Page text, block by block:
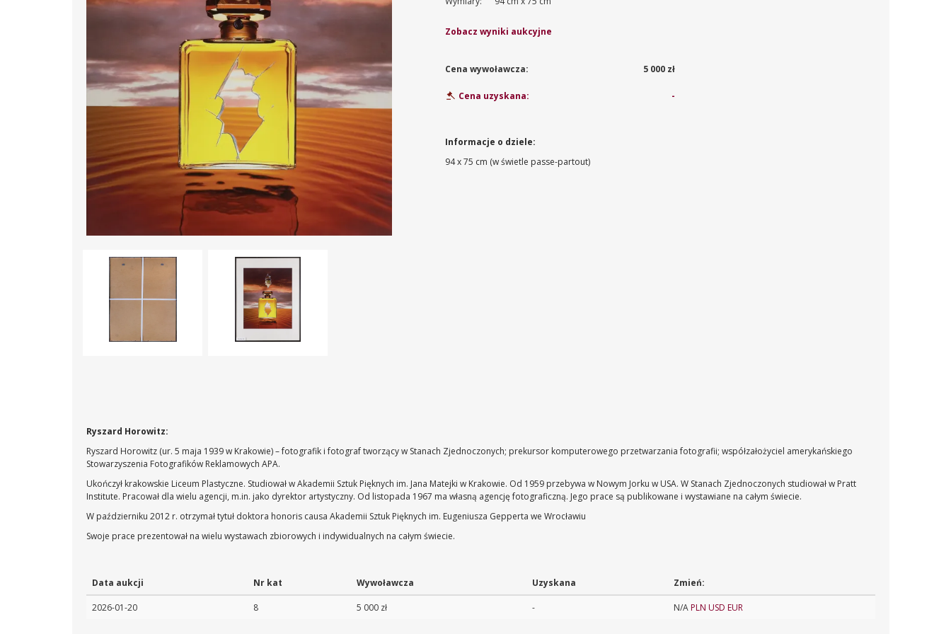
Zobacz wyniki aukcyjne
Cena wywoławcza: 5 000 zł
Cena uzyskana: -
Informacje o dziele:
94 x 75 cm (w świetle passe-partout)
Ryszard Horowitz:
Ryszard Horowitz (ur. 5 maja 1939 w Krakowie) – fotografik i fotograf tworzący w Stanach Zjednoczonych; prekursor komputerowego przetwarzania fotografii; współzałożyciel amerykańskiego
Stowarzyszenia Fotografików Reklamowych APA.
Ukończył krakowskie Liceum Plastyczne. Studiował w Akademii Sztuk Pięknych im. Jana Matejki w Krakowie. Od 1959 przebywa w Nowym Jorku w USA. W Stanach Zjednoczonych studiował w Pratt
Institute. Pracował dla wielu agencji, m.in. jako dyrektor artystyczny. Od listopada 1967 ma własną agencję fotograficzną. Jego prace są publikowane i wystawiane na całym świecie.
W październiku 2012 r. otrzymał tytuł doktora honoris causa Akademii Sztuk Pięknych im. Eugeniusza Gepperta we Wrocławiu
Swoje prace prezentował na wielu wystawach zbiorowych i indywidualnych na całym świecie.
Data aukcji Nr kat Wywoławcza Uzyskana Zmień:
2026-01-20 8 5 000 zł - N/APLN USD EUR